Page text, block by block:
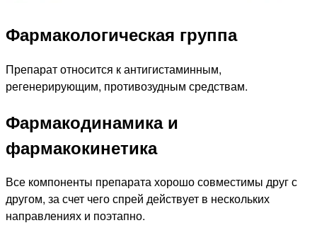
Фармакологическая группа
Препарат относится к антигистаминным,
регенерирующим, противозудным средствам.
Фармакодинамика и
фармакокинетика
Все компоненты препарата хорошо совместимы друг с
другом, за счет чего спрей действует в нескольких
направлениях и поэтапно.